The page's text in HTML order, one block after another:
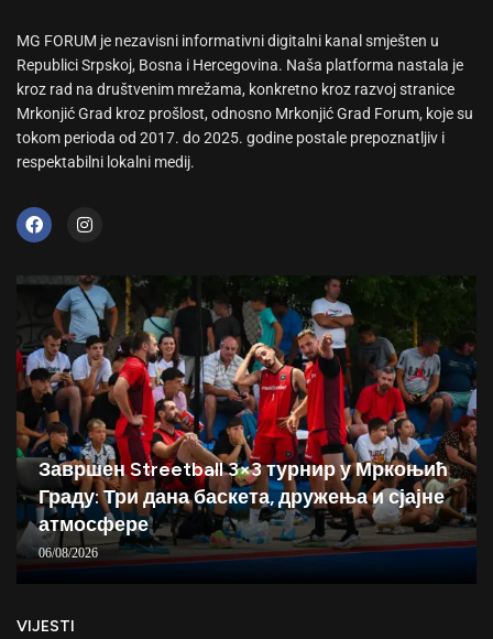
MG FORUM je nezavisni informativni digitalni kanal smješten u
Republici Srpskoj, Bosna i Hercegovina. Naša platforma nastala je
kroz rad na društvenim mrežama, konkretno kroz razvoj stranice
Mrkonjić Grad kroz prošlost, odnosno Mrkonjić Grad Forum, koje su
tokom perioda od 2017. do 2025. godine postale prepoznatljiv i
respektabilni lokalni medij.
Завршен Streetball 3×3 турнир у Мркоњић
Граду: Три дана баскета, дружења и сјајне
атмосфере
06/08/2026
VIJESTI